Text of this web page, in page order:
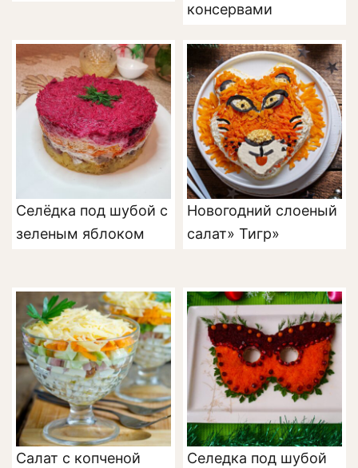
консервами
Селёдка под шубой с
зеленым яблоком
Новогодний слоеный
салат» Тигр»
Салат с копченой
Селедка под шубой